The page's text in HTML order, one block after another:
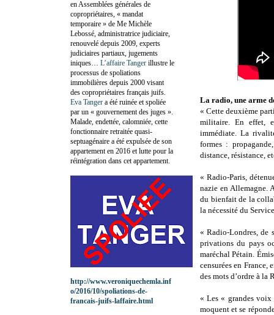
La radio, une arme
« Cette deuxième
militaire. En effet,
immédiate. La
formes :
distance, résistance,
« Radio-Paris,
nazie en Allemagne.
du bienfait de la
la nécessité du
« Radio-Londres, de
privations du pays
maréchal Pétain.
censurées en
des mots d’ordre à la
« Les « grandes voix
moquent et se
en Assemblées générales de
copropriétaires, « mandat
temporaire » de Me Michèle
Lebossé, administratrice judiciaire,
renouvelé depuis 2009, experts
judiciaires partiaux, jugements
iniques… L’affaire Tanger illustre le
processus de spoliations
immobilières depuis 2000 visant
des copropriétaires français juifs.
Eva Tanger a été ruinée et spoliée
par un « gouvernement des juges ».
Malade, endettée, calomniée, cette
fonctionnaire retraitée quasi-
septuagénaire a été expulsée de son
appartement en 2016 et lutte pour la
réintégration dans cet appartement.
http://www.veroniquechemla.inf
o/2016/10/spoliations-de-
francais-juifs-laffaire.html